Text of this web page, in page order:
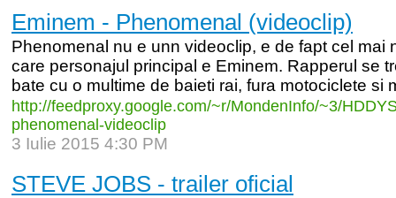
Eminem - Phenomenal (videoclip)
Phenomenal nu e unn videoclip, e de fapt cel mai
care personajul principal e Eminem. Rapperul se
bate cu o multime de baieti rai, fura motociclete si
http://feedproxy.google.com/~r/MondenInfo/~3/
phenomenal-videoclip
3 Iulie 2015 4:30 PM
STEVE JOBS - trailer oficial